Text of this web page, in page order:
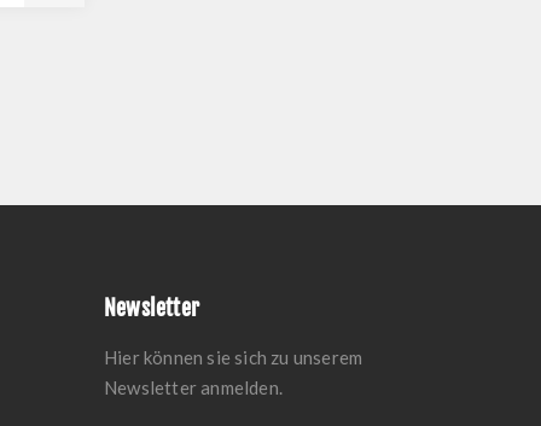
Newsletter
Hier können sie sich zu unserem
Newsletter anmelden.